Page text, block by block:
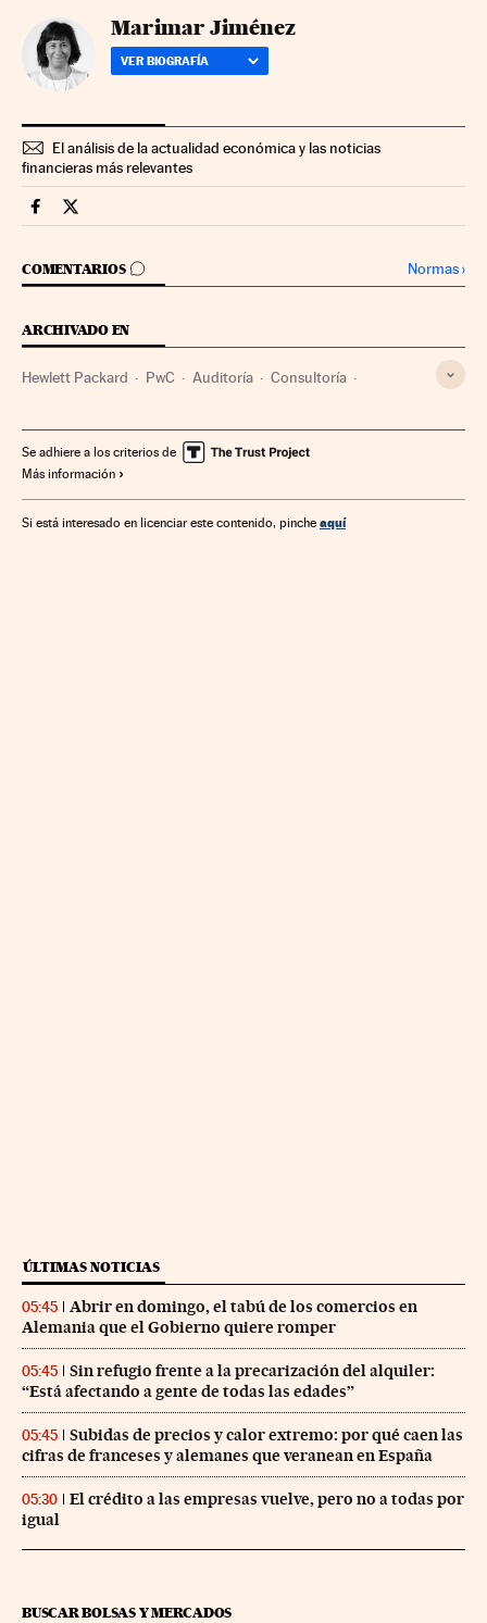
Marimar Jiménez
VER BIOGRAFÍA
El análisis de la actualidad económica y las noticias
financieras más relevantes
Companias Cinco Días en Facebook
Companias Cinco Días en Twitter
COMENTARIOS
IR A LOS COMENTARIOS Normas›
ARCHIVADO EN
Hewlett Packard PwC Auditoría Consultoría
Se adhiere a los criterios de
Más información
Si está interesado en licenciar este contenido, pinche aquí
ÚLTIMAS NOTICIAS
05:45
Abrir en domingo, el tabú de los comercios en
Alemania que el Gobierno quiere romper
05:45
Sin refugio frente a la precarización del alquiler:
“Está afectando a gente de todas las edades”
05:45
Subidas de precios y calor extremo: por qué caen las
cifras de franceses y alemanes que veranean en España
05:30
El crédito a las empresas vuelve, pero no a todas por
igual
BUSCAR BOLSAS Y MERCADOS